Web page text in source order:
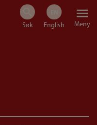
Meny